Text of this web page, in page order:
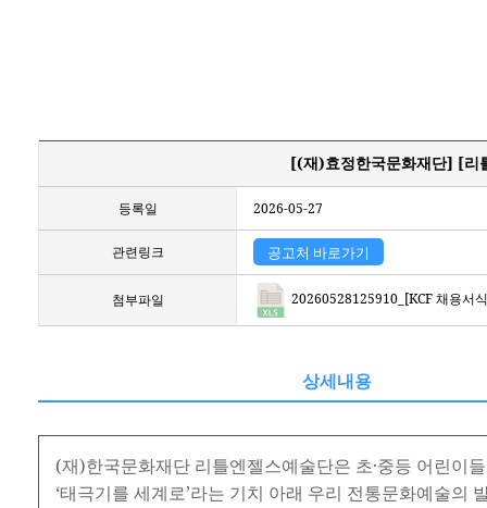
[(재)효정한국문화재단] [리
등록일 2026-05-27
관련링크 공고처 바로가기
첨부파일 20260528125910_[KCF 채용서
상세내용
(재)한국문화재단 리틀엔젤스예술단은 초·중등 어린이
‘태극기를 세계로’라는 기치 아래 우리 전통문화예술